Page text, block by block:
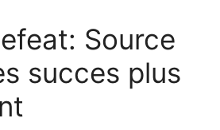
Source
succes plus